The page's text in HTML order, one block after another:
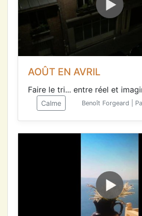
AOÛT EN AVRIL
Faire le tri... entre réel et
Calme Benoît Forgeard |